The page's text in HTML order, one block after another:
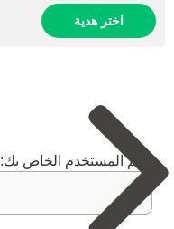
اختر هدية
اسم المستخدم الخاص بك: